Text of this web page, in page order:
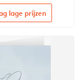
lage prijzen